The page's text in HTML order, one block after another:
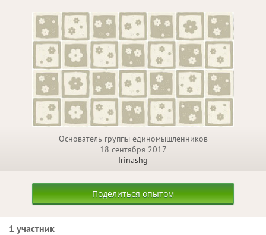
Основатель группы единомышленников
18 сентября 2017
Irinashg
Поделиться опытом
1 участник